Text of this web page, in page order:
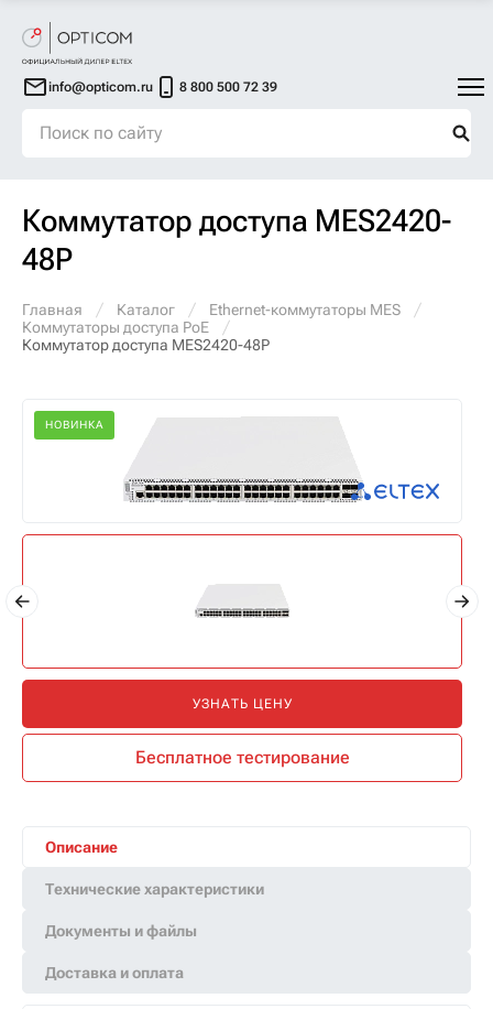
info@opticom.ru 8 800 500 72 39
Коммутатор доступа MES2420-
48P
Главная Каталог
Ethernet-коммутаторы MES
Коммутаторы доступа PoE
Коммутатор доступа MES2420-48P
НОВИНКА
УЗНАТЬ ЦЕНУ
Бесплатное тестирование
Описание
Технические характеристики
Документы и файлы
Доставка и оплата